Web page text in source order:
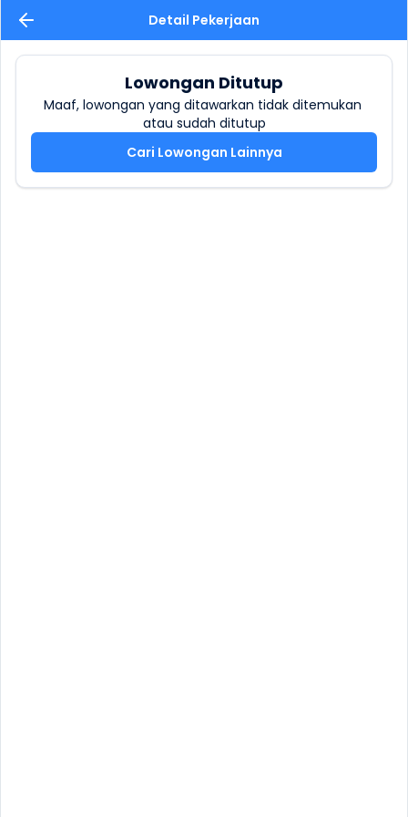
Detail Pekerjaan
Lowongan Ditutup
Maaf, lowongan yang ditawarkan tidak ditemukan
atau sudah ditutup
Cari Lowongan Lainnya